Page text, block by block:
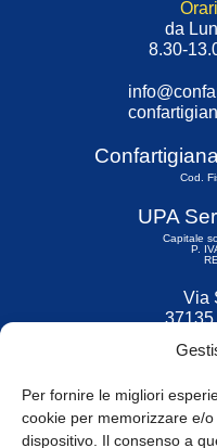
Per fornire le migliori
cookie per memorizzare e/
dispositivo. Il consenso a
da
8.30-
Cod.
UPA
Capitale
P.
Via
37135
Fax